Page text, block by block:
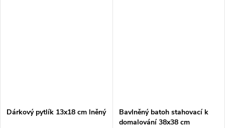
Dárkový pytlík 13x18 cm lněný
Bavlněný batoh stahovací k
domalování 38x38 cm